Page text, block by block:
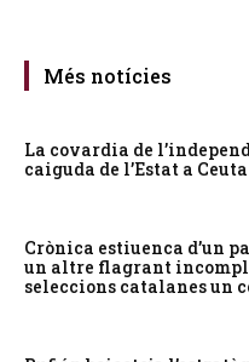
Més notícies
La covardia de
caiguda de l’Estat a
Crònica estiuenca d’un
un altre flagrant
seleccions catalanes un